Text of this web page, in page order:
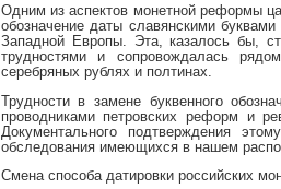
Одним из аспектов монетной реформы
обозначение даты славянскими
Западной Европы. Эта, казалось бы,
трудностями и сопровождалась
серебряных рублях и полтинах.
Трудности в замене буквенного
проводниками петровских реформ и
Документального подтверждения
обследования имеющихся в нашем
Смена способа датировки российских